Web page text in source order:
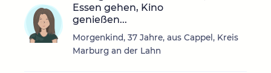
Essen gehen, Kino
genießen...
Morgenkind, 37 Jahre, aus Cappel, Kreis
Marburg an der Lahn